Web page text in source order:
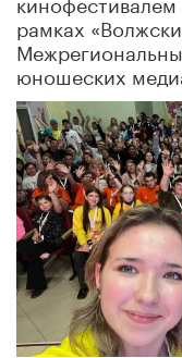
рамках
юношеских